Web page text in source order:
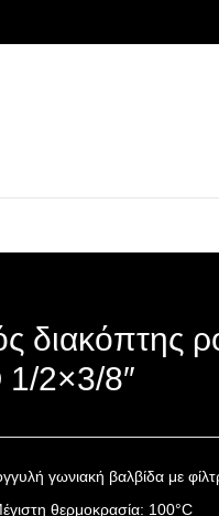
διακόπτης
2×3/8″
γωνιακή βαλβίδα με
θερμοκρασία: 100°C